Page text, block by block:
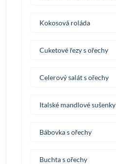
Kokosová roláda
Cuketové řezy s ořechy
Celerový salát s ořechy
Italské mandlové sušenky
Bábovka s ořechy
Buchta s ořechy